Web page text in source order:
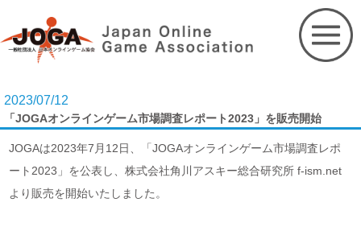
content
2023/07/12
「JOGAオンラインゲーム市場調査レポート2023」を販売開始
JOGAは2023年7月12日、「JOGAオンラインゲーム市場調査レポ
ート2023」を公表し、株式会社角川アスキー総合研究所 f-ism.net
より販売を開始いたしました。